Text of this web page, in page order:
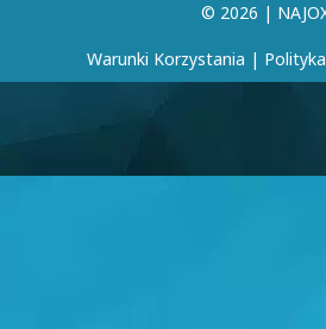
© 2026 |
Warunki Korzystania |